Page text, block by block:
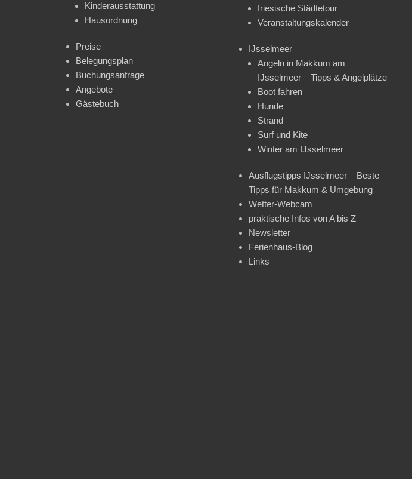
Kinderausstattung
Hausordnung
Preise
Belegungsplan
Buchungsanfrage
Angebote
Gästebuch
friesische Städtetour
Veranstaltungskalender
IJsselmeer
Angeln in Makkum am
IJsselmeer – Tipps & Angelplätze
Boot fahren
Hunde
Strand
Surf und Kite
Winter am IJsselmeer
Ausflugstipps IJsselmeer – Beste
Tipps für Makkum & Umgebung
Wetter-Webcam
praktische Infos von A bis Z
Newsletter
Ferienhaus-Blog
Links